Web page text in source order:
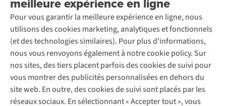
Pour vous garantir la meilleure expérience en ligne, nous
utilisons des cookies marketing, analytiques et fonctionnels
(et des technologies similaires). Pour plus d'informations,
nous vous renvoyons également à notre cookie policy. Sur
nos sites, des tiers placent parfois des cookies de suivi pour
vous montrer des publicités personnalisées en dehors du
site web. En outre, des cookies de suivi sont placés par les
réseaux sociaux. En sélectionnant « Accepter tout », vous
Garantie
Contactez-nous
Nos magasins
À propos d’A.S.Adventure
Déclaration d'accessibilité
Entretien de ski
Service de lavage
Entretien de chaussures
Réparation de chaussures
Réparation de vêtements
Retouches
Pour les entreprises
Explore Camp
Gear Check
Expertise & conseils
Abonnez-vous à la newsletter
Suivez-nous